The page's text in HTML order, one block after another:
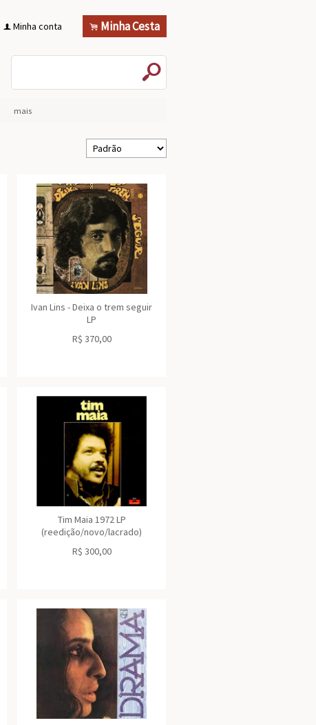
f Minha conta . Minha Cesta
s
mais
Ivan Lins - Deixa o trem seguir
LP
R$ 370,00
Tim Maia 1972 LP
(reedição/novo/lacrado)
R$ 300,00